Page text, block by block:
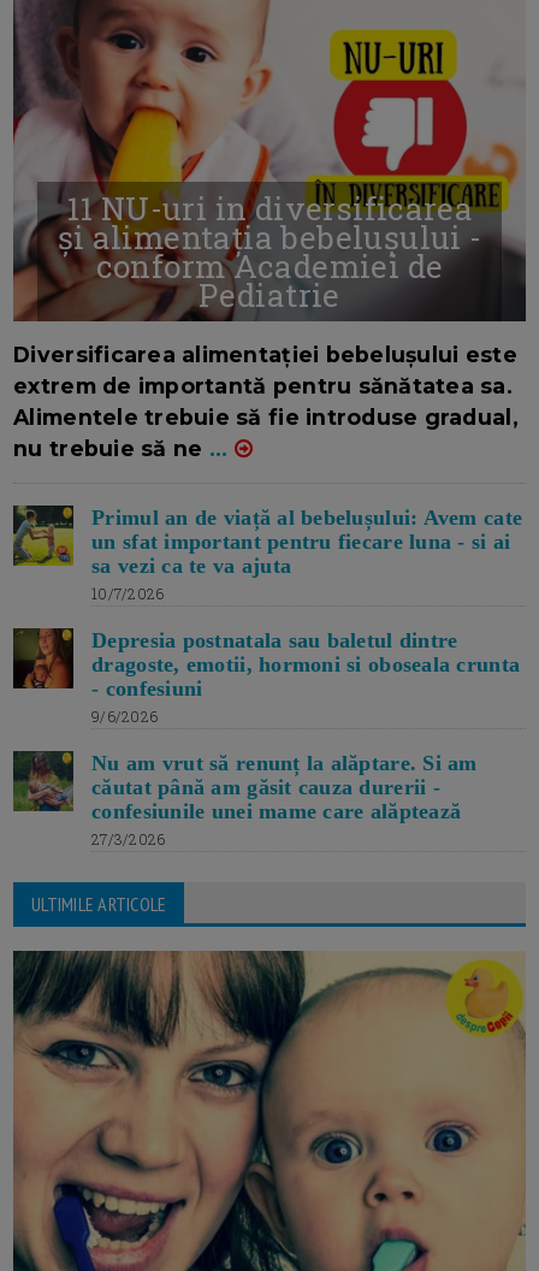
11 NU-uri in diversificarea
și alimentația bebelușului -
conform Academiei de
Pediatrie
Diversificarea alimentației bebelușului este
extrem de importantă pentru sănătatea sa.
Alimentele trebuie să fie introduse gradual,
nu trebuie să ne ...
Primul an de viață al bebelușului: Avem cate
un sfat important pentru fiecare luna - si ai
sa vezi ca te va ajuta
10/7/2026
Depresia postnatala sau baletul dintre
dragoste, emotii, hormoni si oboseala crunta
- confesiuni
9/6/2026
Nu am vrut să renunț la alăptare. Si am
căutat până am găsit cauza durerii -
confesiunile unei mame care alăptează
27/3/2026
ULTIMILE ARTICOLE